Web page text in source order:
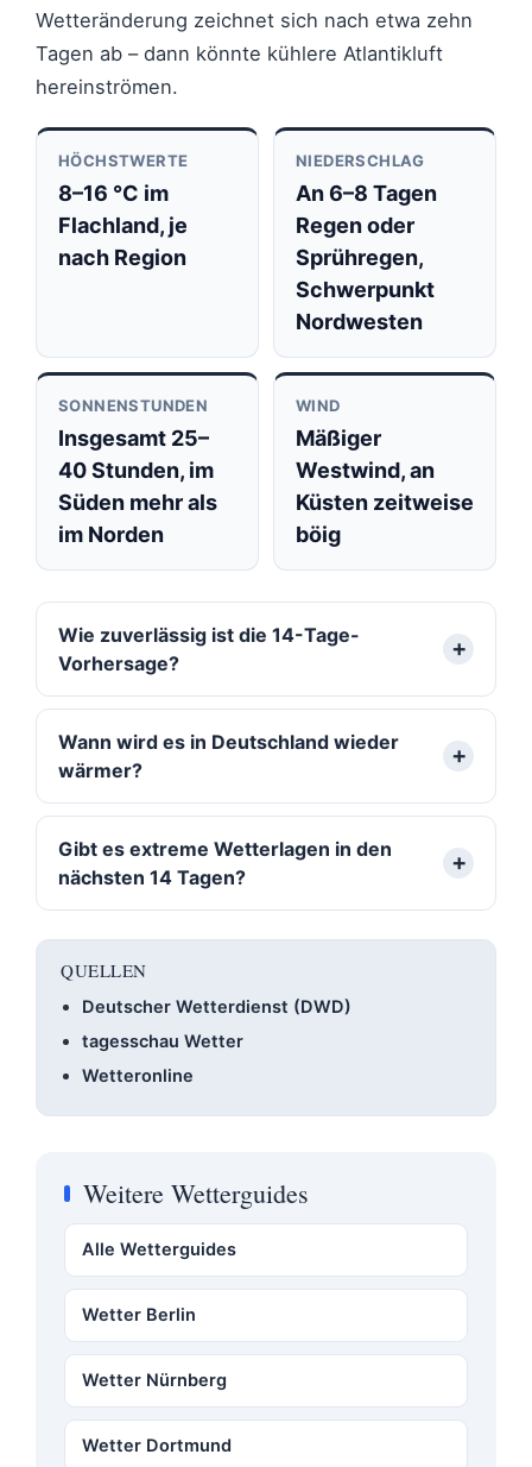
Wetteränderung zeichnet sich nach etwa zehn
Tagen ab – dann könnte kühlere Atlantikluft
hereinströmen.
HÖCHSTWERTE
8–16 °C im
Flachland, je
nach Region
NIEDERSCHLAG
An 6–8 Tagen
Regen oder
Sprühregen,
Schwerpunkt
Nordwesten
SONNENSTUNDEN
Insgesamt 25–
40 Stunden, im
Süden mehr als
im Norden
WIND
Mäßiger
Westwind, an
Küsten zeitweise
böig
Wie zuverlässig ist die 14-Tage-
Vorhersage?
Wann wird es in Deutschland wieder
wärmer?
Gibt es extreme Wetterlagen in den
nächsten 14 Tagen?
QUELLEN
Deutscher Wetterdienst (DWD)
tagesschau Wetter
Wetteronline
Weitere Wetterguides
Alle Wetterguides
Wetter Berlin
Wetter Nürnberg
Wetter Dortmund